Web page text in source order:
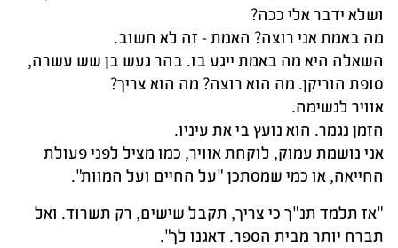
ושלא ידבר אלי ככה?
מה באמת אני רוצה? האמת - זה לא חשוב.
השאלה היא מה באמת ייגע בו. בהר געש בן שש עשרה,
סופת הוריקן. מה הוא רוצה? מה הוא צריך?
אוויר לנשימה.
הזמן נגמר. הוא נועץ בי את עיניו.
אני נושמת עמוק, לוקחת אוויר, כמו מציל לפני פעולת
החייאה, או כמי שמסתכן "על החיים ועל המוות".
"אז תלמד תנ"ך כי צריך, תקבל שישים, רק תשרוד. ואל
תברח יותר מבית הספר. דאגנו לך".